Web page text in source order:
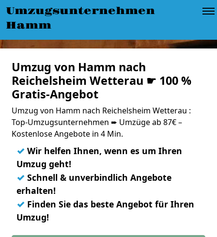
Umzugsunternehmen
Hamm
Umzug von Hamm nach
Reichelsheim Wetterau ☛ 100 %
Gratis-Angebot
Umzug von Hamm nach Reichelsheim Wetterau :
Top-Umzugsunternehmen ➨ Umzüge ab 87€ –
Kostenlose Angebote in 4 Min.
✓ Wir helfen Ihnen, wenn es um Ihren
Umzug geht!
✓ Schnell & unverbindlich Angebote
erhalten!
✓ Finden Sie das beste Angebot für Ihren
Umzug!